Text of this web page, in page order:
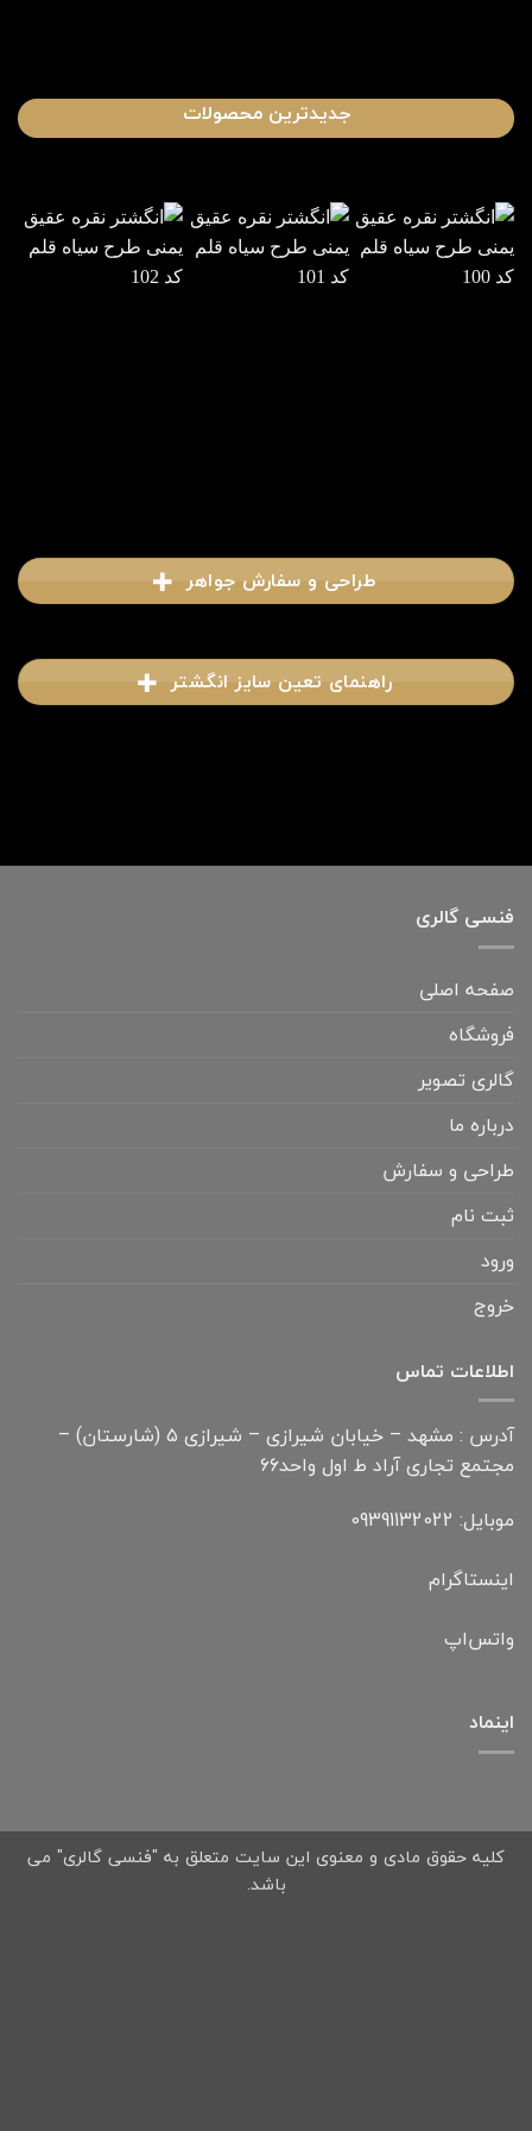
جدیدترین محصولات
انگشتر نقره انگشتر نقره انگشتر نقره
طراحی و سفارش جواهر
راهنمای تعین سایز انگشتر
فنسی گالری
صفحه اصلی
فروشگاه
گالری تصویر
درباره ما
طراحی و سفارش
ثبت نام
ورود
خروج
اطلاعات تماس
آدرس : مشهد – خیابان شیرازی – شیرازی ۵ (شارستان) –
مجتمع تجاری آراد ط اول واحد۶۶
موبایل: 09391132022
اینستاگرام
واتس‌اپ
اینماد
کلیه حقوق مادی و معنوی این سایت متعلق به "فنسی گالری" می
باشد.